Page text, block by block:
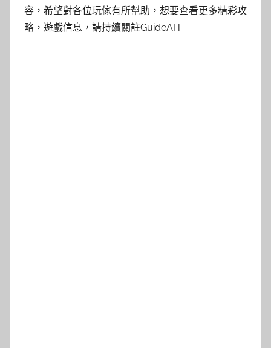
容，希望對各位玩傢有所幫助，想要查看更多精彩攻
略，遊戲信息，請持續關註GuideAH